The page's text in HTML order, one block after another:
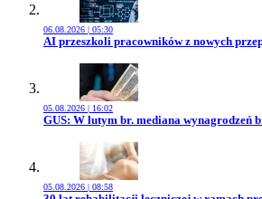
06.08.2026 | 05:30
Przejdź do artykułu:
AI przeszkoli pracowników z nowych
05.08.2026 | 16:02
Przejdź do artykułu:
GUS: W lutym br. mediana wynagrodzeń
05.08.2026 | 08:58